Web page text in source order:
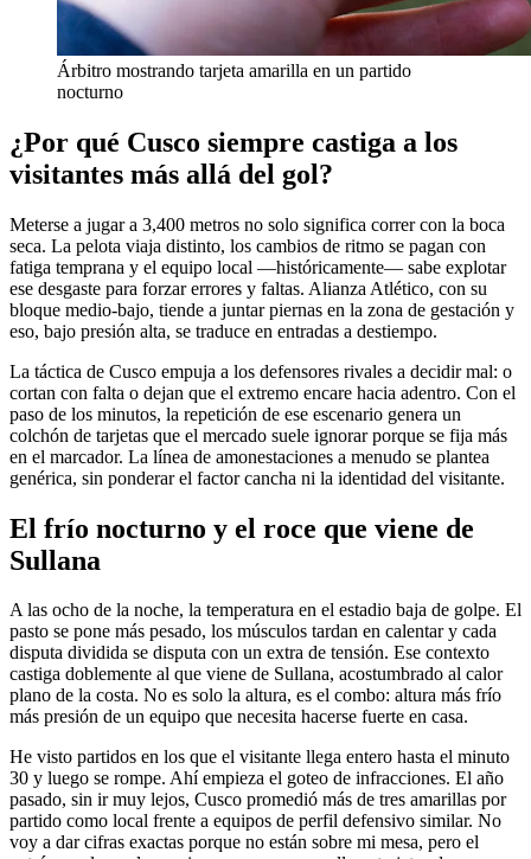
Árbitro mostrando tarjeta amarilla en un partido
nocturno
¿Por qué Cusco siempre castiga a los
visitantes más allá del gol?
Meterse a jugar a 3,400 metros no solo significa correr con la boca
seca. La pelota viaja distinto, los cambios de ritmo se pagan con
fatiga temprana y el equipo local —históricamente— sabe explotar
ese desgaste para forzar errores y faltas. Alianza Atlético, con su
bloque medio-bajo, tiende a juntar piernas en la zona de gestación y
eso, bajo presión alta, se traduce en entradas a destiempo.
La táctica de Cusco empuja a los defensores rivales a decidir mal: o
cortan con falta o dejan que el extremo encare hacia adentro. Con el
paso de los minutos, la repetición de ese escenario genera un
colchón de tarjetas que el mercado suele ignorar porque se fija más
en el marcador. La línea de amonestaciones a menudo se plantea
genérica, sin ponderar el factor cancha ni la identidad del visitante.
El frío nocturno y el roce que viene de
Sullana
A las ocho de la noche, la temperatura en el estadio baja de golpe. El
pasto se pone más pesado, los músculos tardan en calentar y cada
disputa dividida se disputa con un extra de tensión. Ese contexto
castiga doblemente al que viene de Sullana, acostumbrado al calor
plano de la costa. No es solo la altura, es el combo: altura más frío
más presión de un equipo que necesita hacerse fuerte en casa.
He visto partidos en los que el visitante llega entero hasta el minuto
30 y luego se rompe. Ahí empieza el goteo de infracciones. El año
pasado, sin ir muy lejos, Cusco promedió más de tres amarillas por
partido como local frente a equipos de perfil defensivo similar. No
voy a dar cifras exactas porque no están sobre mi mesa, pero el